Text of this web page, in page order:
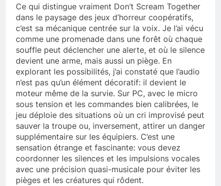
Ce qui distingue vraiment Don’t Scream Together
dans le paysage des jeux d’horreur coopératifs,
c’est sa mécanique centrée sur la voix. Je l’ai vécu
comme une promenade dans une forêt où chaque
souffle peut déclencher une alerte, et où le silence
devient une arme, mais aussi un piège. En
explorant les possibilités, j’ai constaté que l’audio
n’est pas qu’un élément décoratif: il devient le
moteur même de la survie. Sur PC, avec le micro
sous tension et les commandes bien calibrées, le
jeu déploie des situations où un cri improvisé peut
sauver la troupe ou, inversement, attirer un danger
supplémentaire sur les équipiers. C’est une
sensation étrange et fascinante: vous devez
coordonner les silences et les impulsions vocales
avec une précision quasi-musicale pour éviter les
pièges et les créatures qui rôdent.